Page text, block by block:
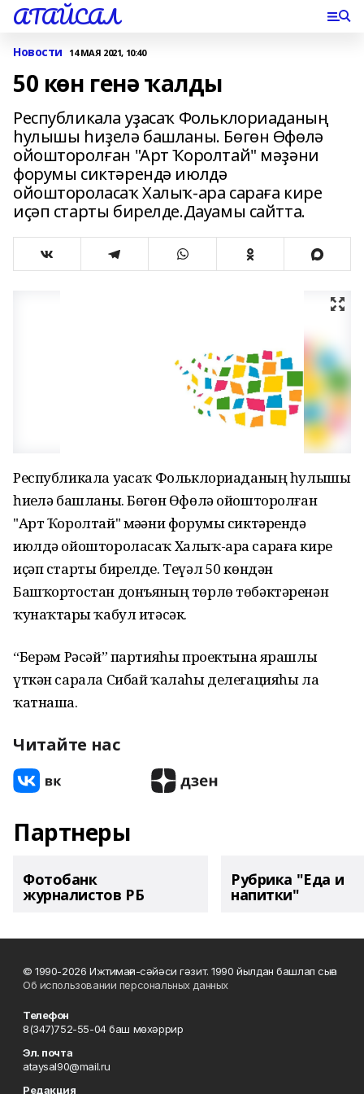
АТАЙСАЛ
Новости 14 МАЯ 2021, 10:40
50 көн генә ҡалды
Республикала уҙасаҡ Фольклориаданың
һулышы һиҙелә башланы. Бөгөн Өфөлә
ойошторолған "Арт Ҡоролтай" мәҙәни
форумы сиктәрендә июлдә
ойоштороласаҡ Халыҡ-ара сараға кире
иҫәп старты бирелде.Дауамы сайтта.
Республикала уҙасаҡ Фольклориаданың һулышы
һиҙелә башланы. Бөгөн Өфөлә ойошторолған
"Арт Ҡоролтай" мәҙәни форумы сиктәрендә
июлдә ойоштороласаҡ Халыҡ-ара сараға кире
иҫәп старты бирелде. Теүәл 50 көндән
Башҡортостан донъяның төрлө төбәктәренән
ҡунаҡтарҙы ҡабул итәсәк.
“Берҙәм Рәсәй” партияһы проектына ярашлы
үткән сарала Сибай ҡалаһы делегацияһы ла
ҡатнаша.
Читайте нас
Партнеры
Фотобанк
журналистов РБ
Рубрика "Еда и
напитки"
© 1990-2026 Ижтимағи-сәйәси гәзит. 1990 йылдан башлап сыға
Об использовании персональных данных
Телефон
8(347)752-55-04 баш мөхәррир
Эл. почта
ataysal90@mail.ru
Редакция